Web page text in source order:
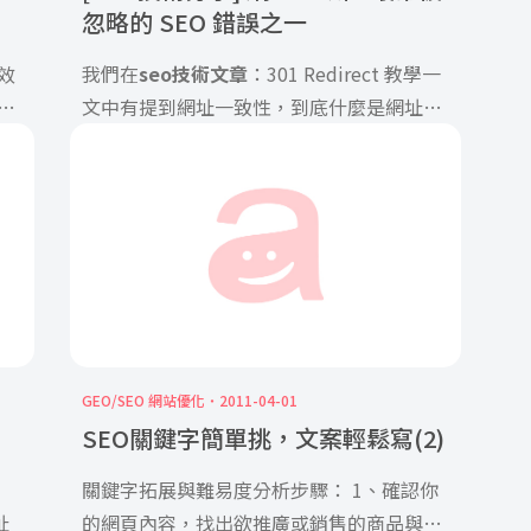
忽略的 SEO 錯誤之一
我們在seo技術文章 ：301 Redirect 教學一
文中有提到網址一致性，到底什麼是網址一
簡單說就是一個頁面只能對應一個網址，因
為搜尋引擎只會認網址，若是同一個頁面有
許多不同的網址都能進入，那麼這些網址不
同內容卻相同的頁面，就會被當成複製的內
也將導致原本一頁中累積的分數被分散到其
它頁去。
GEO/SEO 網站優化 2011-04-01
SEO關鍵字簡單挑，文案輕鬆寫(2)
關鍵字拓展與難易度分析步驟： 1、確認你
的網頁內容，找出欲推廣或銷售的商品與服